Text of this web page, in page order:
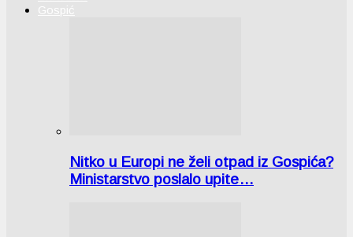
Gospić
Nitko u Europi ne želi otpad iz Gospića?
Ministarstvo poslalo upite…